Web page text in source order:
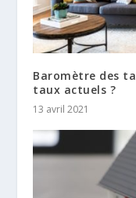
Baromètre des
taux actuels ?
13 avril 2021